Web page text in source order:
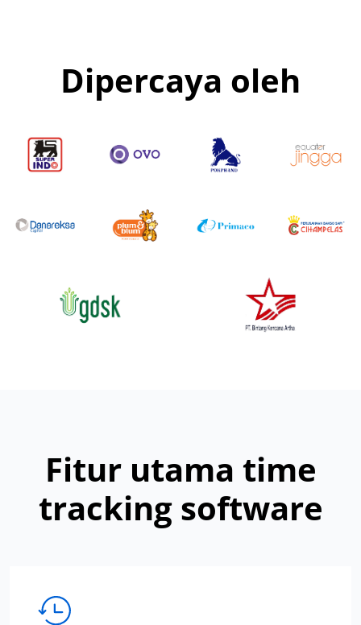
Dipercaya oleh
Fitur utama time
tracking software